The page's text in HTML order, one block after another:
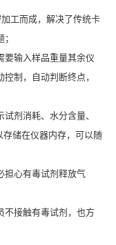
工而成，解决了传统卡
要输入样品重量其余仪
制，自动判断终点，
剂消耗、水分含量、
储在仪器内存，可以随
担心有毒试剂释放气
不接触有毒试剂，也方